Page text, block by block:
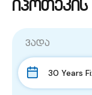
ვადა
30 Years